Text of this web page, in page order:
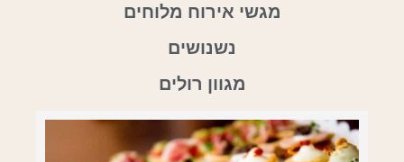
מגשי אירוח מלוחים
נשנושים
מגוון רולים